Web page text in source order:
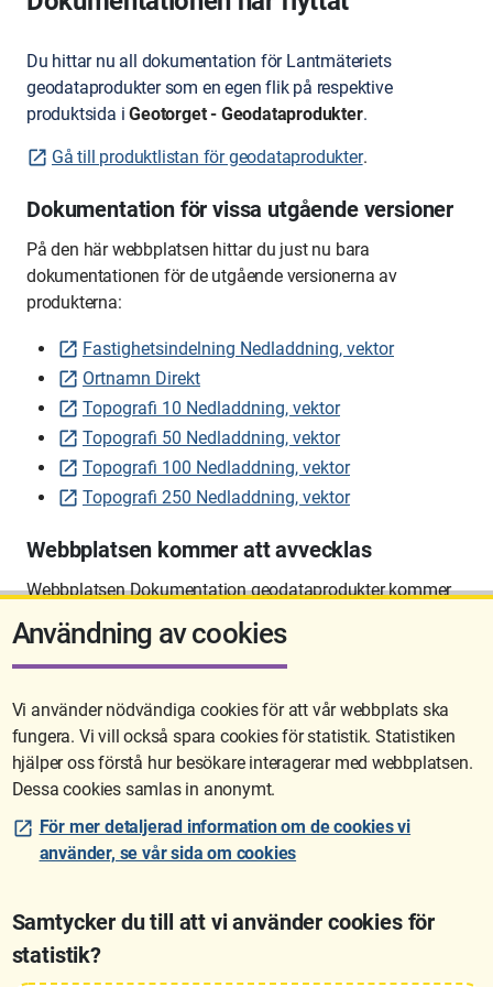
Du hittar nu all dokumentation för Lantmäteriets
geodataprodukter som en egen flik på respektive
produktsida i Geotorget - Geodataprodukter.
Gå till produktlistan för geodataprodukter.
Dokumentation för vissa utgående versioner
På den här webbplatsen hittar du just nu bara
dokumentationen för de utgående versionerna av
produkterna:
Fastighetsindelning Nedladdning, vektor
Ortnamn Direkt
Topografi 10 Nedladdning, vektor
Topografi 50 Nedladdning, vektor
Topografi 100 Nedladdning, vektor
Topografi 250 Nedladdning, vektor
Webbplatsen kommer att avvecklas
Webbplatsen Dokumentation geodataprodukter kommer
att avvecklas på sikt.
Sidan uppdaterades senast: 2026-06-10 12:58
Användning av cookies
Vi använder nödvändiga cookies för att vår webbplats ska
fungera. Vi vill också spara cookies för statistik. Statistiken
hjälper oss förstå hur besökare interagerar med webbplatsen.
Dessa cookies samlas in anonymt.
För mer detaljerad information om de cookies vi
använder, se vår sida om cookies
Samtycker du till att vi använder cookies för
statistik?
Lantmäteriet är den myndighet som kartlägger Sverige. Till våra